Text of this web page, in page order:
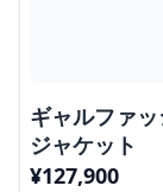
ギャルファ
ジャケット
¥127,900